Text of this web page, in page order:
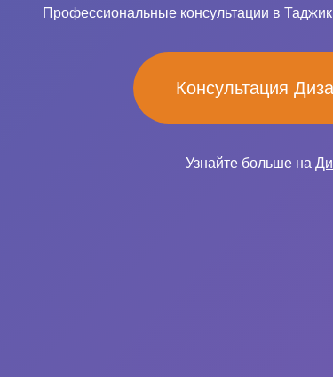
Профессиональные консультации в
Консультация
Узнайте больше на